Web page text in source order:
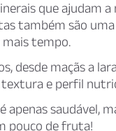
que ajudam
também são
mais tempo.
desde maçãs a
e perfil
apenas saudável,
pouco de fruta!